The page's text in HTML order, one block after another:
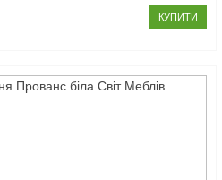
КУПИТИ